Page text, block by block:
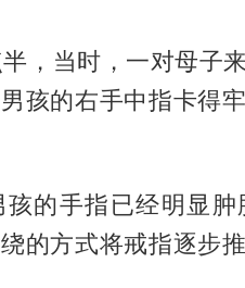
，当时，一对母子
孩的右手中指卡得
的手指已经明显
的方式将戒指逐步